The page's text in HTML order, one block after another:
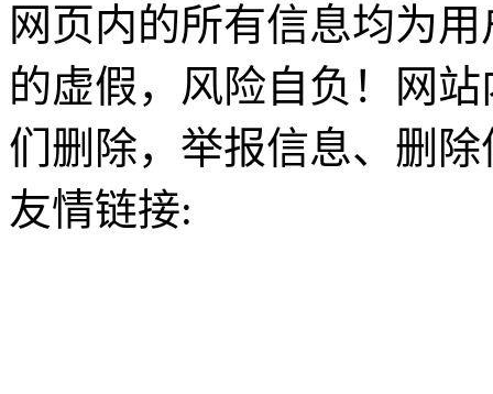
网页内的所有信息均为
的虚假，风险自负！网
们删除，举报信息、删
友情链接: